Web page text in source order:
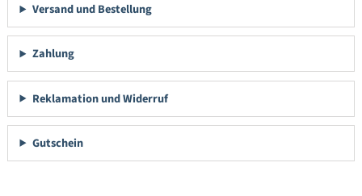
Versand und Bestellung
Zahlung
Reklamation und Widerruf
Gutschein